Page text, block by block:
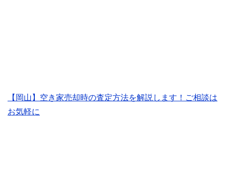
【岡山】空き家売却時の査定方法を解説します！ご相談は
お気軽に